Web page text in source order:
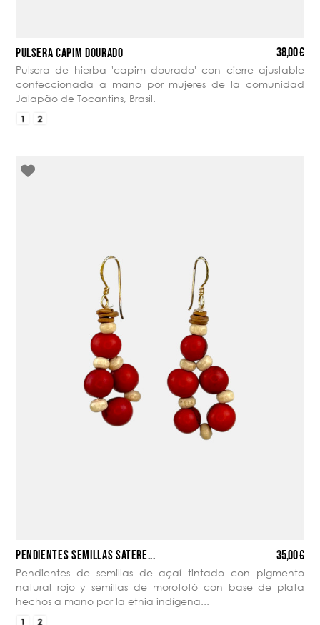
PULSERA CAPIM DOURADO 38,00 €
Pulsera de hierba 'capim dourado' con cierre ajustable
confeccionada a mano por mujeres de la comunidad
Jalapão de Tocantins, Brasil.
PENDIENTES SEMILLAS SATERÉ... 35,00 €
Pendientes de semillas de açaí tintado con pigmento
natural rojo y semillas de morototó con base de plata
hechos a mano por la etnia indígena...